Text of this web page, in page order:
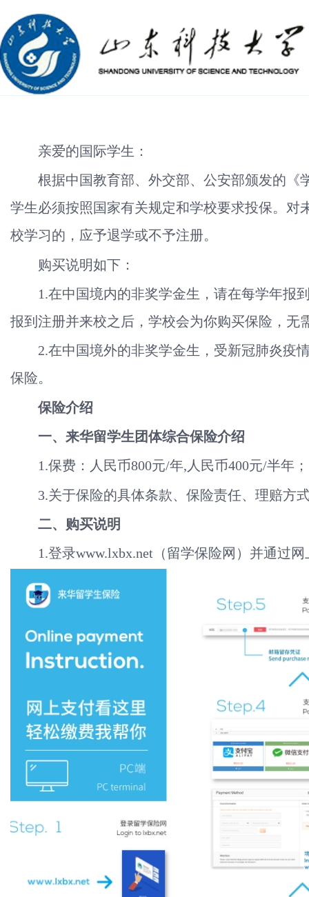
亲爱的国际学生：
根据中国教育部、外交部、公安部颁发的《
学生必须按照国家有关规定和学校要求投保。
校学习的，应予退学或不予注册。
购买说明如下：
1.在中国境内的非奖学金生，请在每学年报
报到注册并来校之后，学校会为你购买保险，无
2.在中国境外的非奖学金生，受新冠肺炎疫
保险。
保险介绍
一、 来华留学生团体综合保险介绍
1.保费：人民币800元/年,人民币400元/半年；
3.关于保险的具体条款、保险责任、理赔方
二、购买说明
1.登录www.lxbx.net（留学保险网）并通过